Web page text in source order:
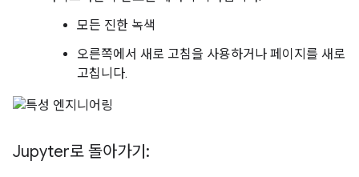
모든 진한 녹색
오른쪽에서 새로 고침을 사용하거나 페이지를 새로
고칩니다.
Jupyter로 돌아가기: